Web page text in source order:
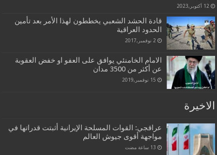
12 أكتوبر,2023
قادة الحشد الشعبي يخططون لهذا الأمر بعد تأمين
الحدود العراقية
2 نوفمبر,2017
الامام الخامنئي يوافق على العفو او خفض العقوبة
عن أكثر من 3500 مدان
15 نوفمبر,2019
الاخيرة
عراقجي: القوات المسلحة الإيرانية أثبتت قدراتها في
مواجهة أقوى جيوش العالم